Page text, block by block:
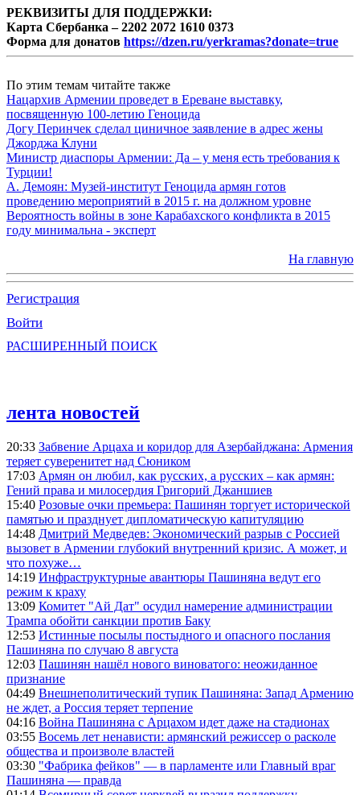
РЕКВИЗИТЫ ДЛЯ ПОДДЕРЖКИ:
Карта Сбербанка – 2202 2072 1610 0373
Форма для донатов https://dzen.ru/yerkramas?donate=true
По этим темам читайте также
Нацархив Армении проведет в Ереване выставку,
посвященную 100-летию Геноцида
Догу Перинчек сделал циничное заявление в адрес жены
Джорджа Клуни
Министр диаспоры Армении: Да – у меня есть требования к
Турции!
А. Демоян: Музей-институт Геноцида армян готов
проведению мероприятий в 2015 г. на должном уровне
Вероятность войны в зоне Карабахского конфликта в 2015
году минимальна - эксперт
На главную
Регистрация
Войти
РАСШИРЕННЫЙ ПОИСК
лента новостей
20:33 Забвение Арцаха и коридор для Азербайджана: Армения
теряет суверенитет над Сюником
17:03 Армян он любил, как русских, а русских – как армян:
Гений права и милосердия Григорий Джаншиев
15:40 Розовые очки премьера: Пашинян торгует исторической
памятью и празднует дипломатическую капитуляцию
14:48 Дмитрий Медведев: Экономический разрыв с Россией
вызовет в Армении глубокий внутренний кризис. А может, и
что похуже…
14:19 Инфраструктурные авантюры Пашиняна ведут его
режим к краху
13:09 Комитет "Ай Дат" осудил намерение администрации
Трампа обойти санкции против Баку
12:53 Истинные посылы постыдного и опасного послания
Пашиняна по случаю 8 августа
12:03 Пашинян нашёл нового виноватого: неожиданное
признание
04:49 Внешнеполитический тупик Пашиняна: Запад Армению
не ждет, а Россия теряет терпение
04:16 Война Пашиняна с Арцахом идет даже на стадионах
03:55 Восемь лет ненависти: армянский режиссер о расколе
общества и произволе властей
03:30 "Фабрика фейков" — в парламенте или Главный враг
Пашиняна — правда